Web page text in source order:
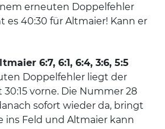
erneuten Doppelfehler
es 40:30 für Altmaier! Kann er
6:7, 6:1, 6:4, 3:6, 5:5
Doppelfehler liegt der
vorne. Die Nummer 28
sofort wieder da, bringt
ins Feld und Altmaier kann